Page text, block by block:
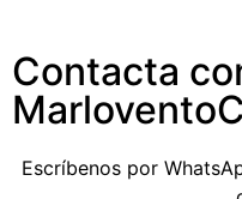
Contacta
Escríbenos por